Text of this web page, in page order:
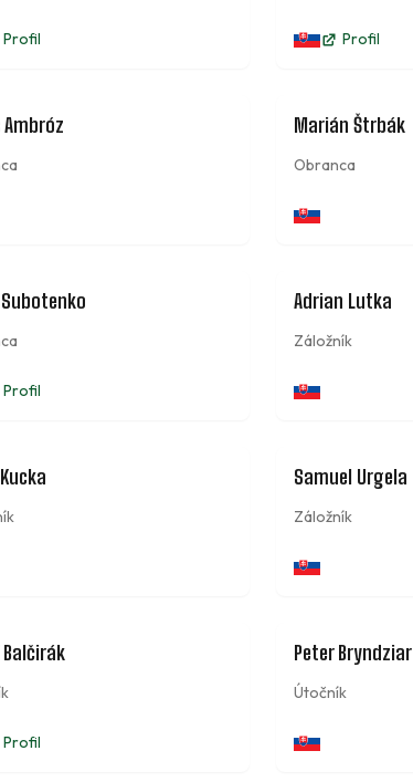
Profil Profil
Ambróz Marián Štrbák
Obranca
Profil
Adrian Lutka
Záložník
Samuel Urgela
Záložník
Profil
Peter Bryndziar
Útočník